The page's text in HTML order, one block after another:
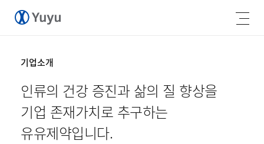
기업소개
인류의 건강 증진과 삶의 질 향상을
기업 존재가치로 추구하는
유유제약입니다.